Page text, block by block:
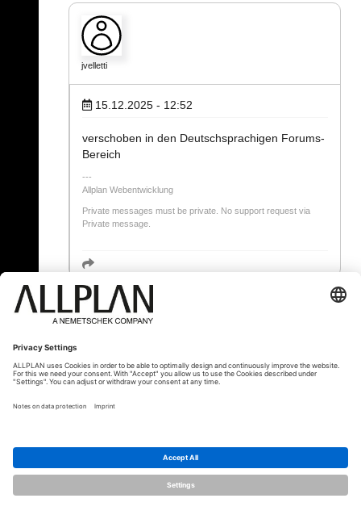
jvelletti
15.12.2025 - 12:52
verschoben in den Deutschsprachigen Forums-
Bereich
Allplan Webentwicklung
Private messages must be private. No support request via
Private message.
« Zurück
© ALLPLAN Schweiz AG ALLPLAN ist Teil derNemetschek Group